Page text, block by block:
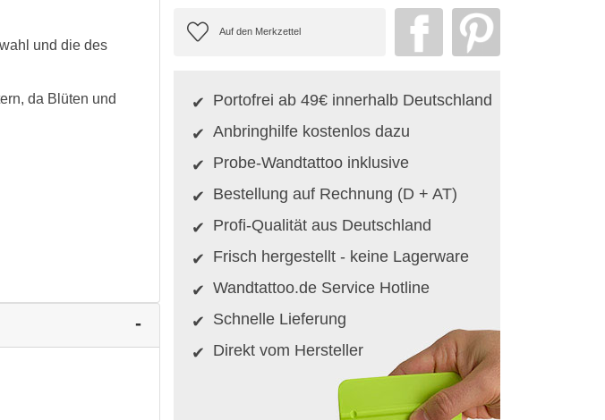
und die des
da Blüten und
Portofrei ab 49€ innerhalb Deutschland
Anbringhilfe kostenlos dazu
Probe-Wandtattoo inklusive
Bestellung auf Rechnung (D + AT)
Profi-Qualität aus Deutschland
Frisch hergestellt - keine Lagerware
Wandtattoo.de Service Hotline
Schnelle Lieferung
Direkt vom Hersteller